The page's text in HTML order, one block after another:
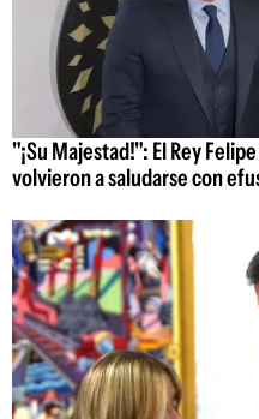
"¡Su Majestad!": El Rey
volvieron a saludarse con